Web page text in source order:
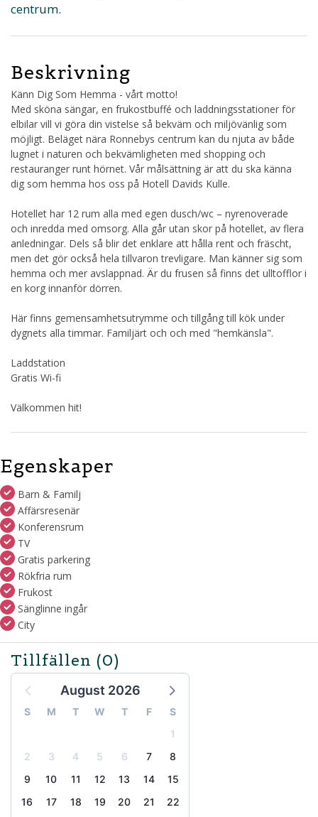
centrum.
Beskrivning
Känn Dig Som Hemma - vårt motto!
Med sköna sängar, en frukostbuffé och laddningsstationer för
elbilar vill vi göra din vistelse så bekväm och miljövänlig som
möjligt. Beläget nära Ronnebys centrum kan du njuta av både
lugnet i naturen och bekvämligheten med shopping och
restauranger runt hörnet. Vår målsättning är att du ska känna
dig som hemma hos oss på Hotell Davids Kulle.
Hotellet har 12 rum alla med egen dusch/wc – nyrenoverade
och inredda med omsorg. Alla går utan skor på hotellet, av flera
anledningar. Dels så blir det enklare att hålla rent och fräscht,
men det gör också hela tillvaron trevligare. Man känner sig som
hemma och mer avslappnad. Är du frusen så finns det ulltofflor i
en korg innanför dörren.
Här finns gemensamhetsutrymme och tillgång till kök under
dygnets alla timmar. Familjärt och och med "hemkänsla".
Laddstation
Gratis Wi-fi
Välkommen hit!
Egenskaper
Barn & Familj
Affärsresenär
Konferensrum
TV
Gratis parkering
Rökfria rum
Frukost
Sänglinne ingår
City
Tillfällen (0)
August 2026
S M T W T F
S
1
2
3 4 5 6 7
8
9
10 11 12 13 14
15
16
17 18 19 20 21
22